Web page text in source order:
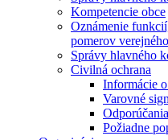
Kompetencie obce
Oznámenie
pomerov
Správy hlavného
Civilná ochrana
Informácie
Varovné
Odporúčania
Požiadne